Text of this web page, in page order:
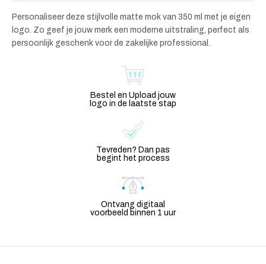
Personaliseer deze stijlvolle matte mok van 350 ml met je eigen
logo. Zo geef je jouw merk een moderne uitstraling, perfect als
persoonlijk geschenk voor de zakelijke professional.
Bestel en Upload jouw
logo in de laatste stap
Tevreden? Dan pas
begint het process
Ontvang digitaal
voorbeeld binnen 1 uur